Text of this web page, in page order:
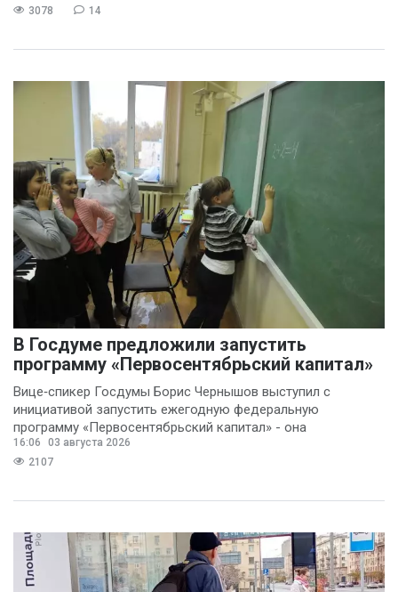
3078
14
В Госдуме предложили запустить
программу «Первосентябрьский капитал»
Вице‑спикер Госдумы Борис Чернышов выступил с
инициативой запустить ежегодную федеральную
программу «Первосентябрьский капитал» - она
предполагает
16:06
03 августа 2026
2107